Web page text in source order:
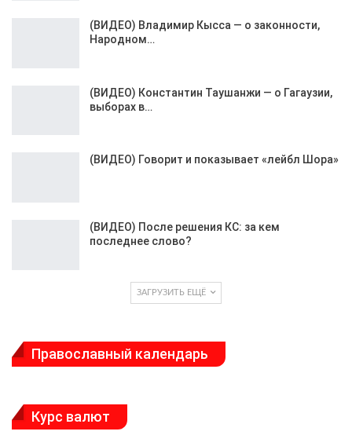
(ВИДЕО) Владимир Кысса — о законности,
Народном…
(ВИДЕО) Константин Таушанжи — о Гагаузии,
выборах в…
(ВИДЕО) Говорит и показывает «лейбл Шора»
(ВИДЕО) После решения КС: за кем
последнее слово?
ЗАГРУЗИТЬ ЕЩЁ
Православный календарь
Курс валют